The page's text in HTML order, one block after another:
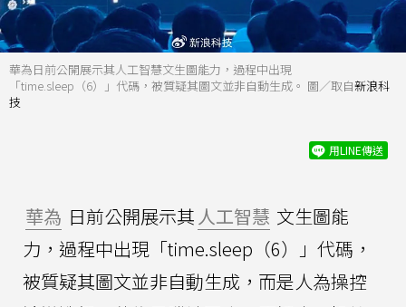
華為日前公開展示其人工智慧文生圖能力，過程中出現
「time.sleep（6）」代碼，被質疑其圖文並非自動生成。 圖／取自新浪科
技
用LINE傳送
華為 日前公開展示其 人工智慧 文生圖能
力，過程中出現「time.sleep（6）」代碼，
被質疑其圖文並非自動生成，而是人為操控